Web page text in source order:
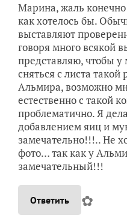
Марина, жаль конечно
как хотелось бы.
выставляют
говоря много всякой
представляю, чтобы у
сняться с листа
Альмира, возможно
естественно с такой
проблематично. Я
добавлением яиц и
замечательно!!!.. Не
фото… так как у
замечательный!!!
Ответить ✿